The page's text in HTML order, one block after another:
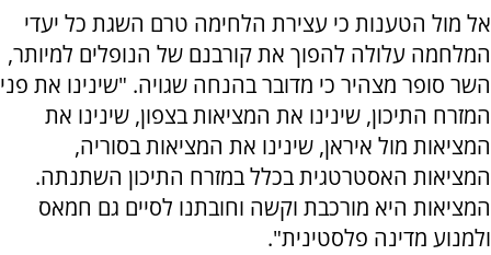
אל מול הטענות כי עצירת הלחימה טרם השגת כל יעדי
המלחמה עלולה להפוך את קורבנם של הנופלים למיותר,
השר סופר מצהיר כי מדובר בהנחה שגויה. "שינינו את פני
המזרח התיכון, שינינו את המציאות בצפון, שינינו את
המציאות מול איראן, שינינו את המציאות בסוריה,
המציאות האסטרטגית בכלל במזרח התיכון השתנתה.
המציאות היא מורכבת וקשה וחובתנו לסיים גם חמאס
ולמנוע מדינה פלסטינית".